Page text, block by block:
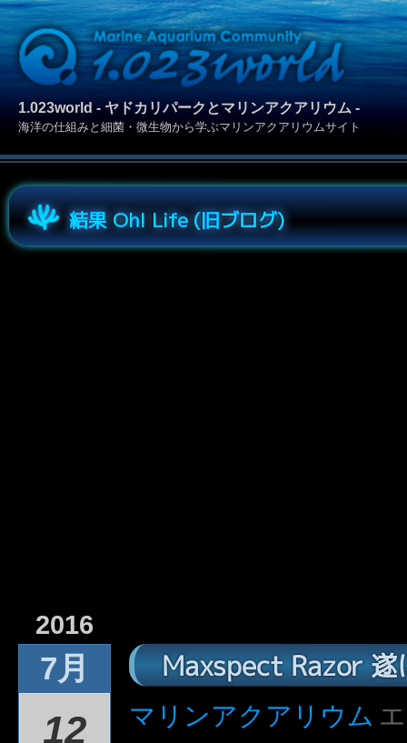
1.023world - ヤドカリパークとマリンアクアリウム -
海洋の仕組みと細菌・微生物から学ぶマリンアクアリウムサイト
結果 Oh! Life (旧ブログ)
2016
7月
12
Maxspect Razor 遂
マリンアクアリウム